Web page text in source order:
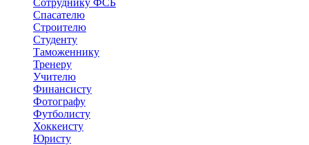
Сотруднику ФСБ
Спасателю
Строителю
Студенту
Таможеннику
Тренеру
Учителю
Финансисту
Фотографу
Футболисту
Хоккеисту
Юристу